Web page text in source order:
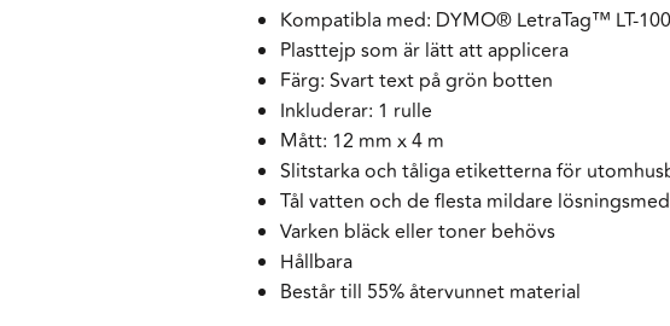
Kompatibla med: DYMO® LetraTag™ LT-
Plasttejp som är lätt att applicera
Färg: Svart text på grön botten
Inkluderar: 1 rulle
Mått: 12 mm x 4 m
Slitstarka och tåliga etiketterna för
Tål vatten och de flesta mildare
Varken bläck eller toner behövs
Hållbara
Består till 55% återvunnet material